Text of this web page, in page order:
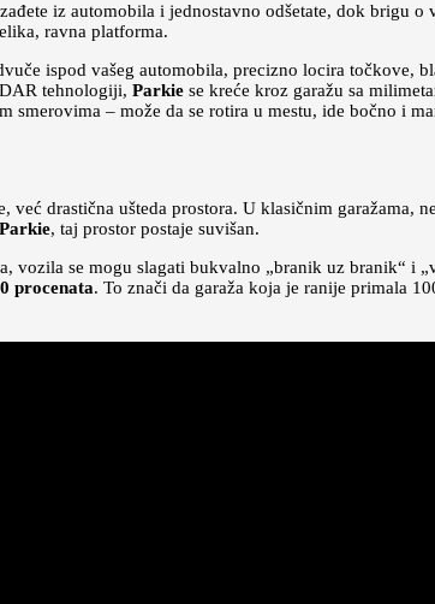
iz automobila i jednostavno odšetate, dok brigu o
ravna platforma.
ispod vašeg automobila, precizno locira točkove,
tehnologiji, Parkie se kreće kroz garažu sa
smerovima – može da se rotira u mestu, ide bočno i
već drastična ušteda prostora. U klasičnim
Parkie, taj prostor postaje suvišan.
vozila se mogu slagati bukvalno „branik uz branik“ i
procenata. To znači da garaža koja je ranije primala